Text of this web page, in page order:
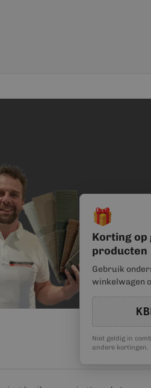
🎁
Korting
producten
Gebruik
winkelwagen
Niet geldig in
andere kortingen.